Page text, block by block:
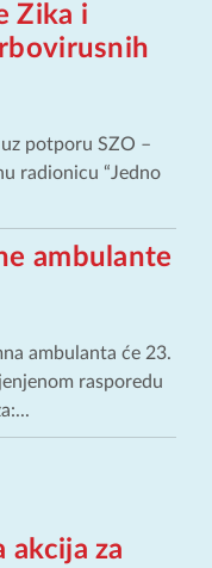
Zika i
potporu SZO –
radionicu “Jedno
ambulante
ambulanta će 23.
rasporedu
akcija za